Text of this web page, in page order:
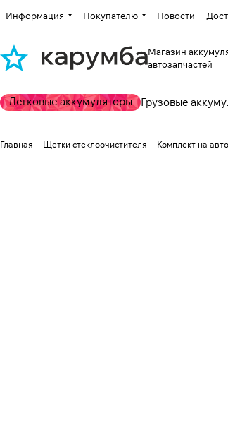
Информация Покупателю Новости
Магазин
автозапчастей
Легковые аккумуляторы Грузовые
Главная Щетки стеклоочистителя Комплект на